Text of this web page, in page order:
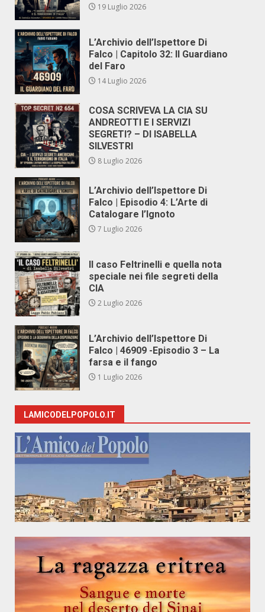
19 Luglio 2026
L’Archivio dell’Ispettore Di
Falco | Capitolo 32: Il Guardiano
del Faro
14 Luglio 2026
COSA SCRIVEVA LA CIA SU
ANDREOTTI E I SERVIZI
SEGRETI? – DI ISABELLA
SILVESTRI
8 Luglio 2026
L’Archivio dell’Ispettore Di
Falco | Episodio 4: L’Arte di
Catalogare l’Ignoto
7 Luglio 2026
Il caso Feltrinelli e quella nota
speciale nei file segreti della
CIA
2 Luglio 2026
L’Archivio dell’Ispettore Di
Falco | 46909 -Episodio 3 – La
farsa e il fango
1 Luglio 2026
LAMICODELPOPOLO.IT